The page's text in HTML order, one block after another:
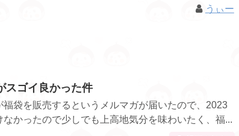
うぃー
スゴイ良かった件
福袋を販売するというメルマガが届いたので、2023
かったので少しでも上高地気分を味わいたく、福...